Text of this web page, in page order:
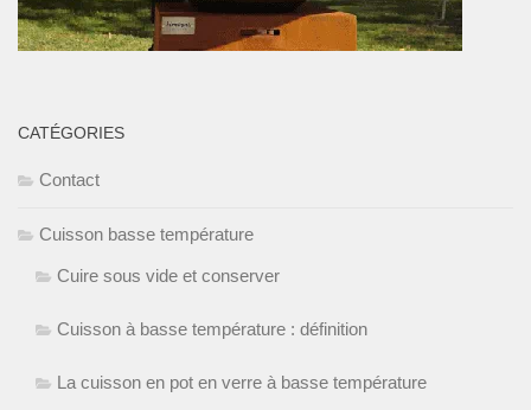
CATÉGORIES
Contact
Cuisson basse température
Cuire sous vide et conserver
Cuisson à basse température : définition
La cuisson en pot en verre à basse température